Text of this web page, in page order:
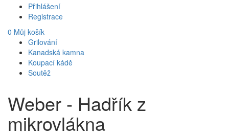
Přihlášení
Registrace
0 Můj košík
Grilování
Kanadská kamna
Koupací kádě
Soutěž
Weber - Hadřík z
mikrovlákna